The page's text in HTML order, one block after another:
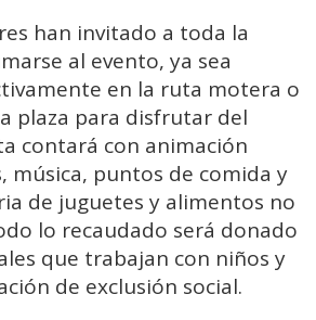
han invitado a toda la
al evento, ya sea
en la ruta motera o
plaza para disfrutar del
contará con animación
música, puntos de comida y
de juguetes y alimentos no
lo recaudado será donado
que trabajan con niños y
de exclusión social.